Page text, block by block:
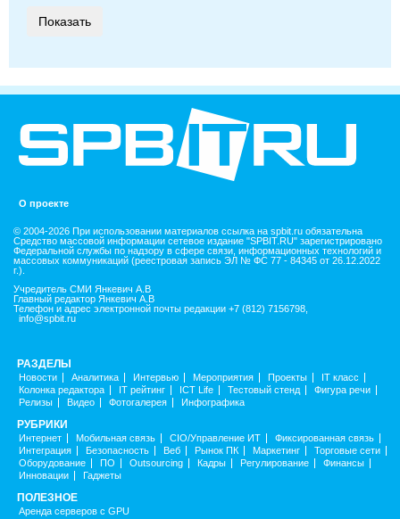
О проекте
© 2004-2026 При использовании материалов ссылка на spbit.ru обязательна
Средство массовой информации сетевое издание "SPBIT.RU" зарегистрировано
Федеральной службы по надзору в сфере связи, информационных технологий и
массовых коммуникаций (реестровая запись ЭЛ № ФС 77 - 84345 от 26.12.2022
г.).
Учредитель СМИ Янкевич А.В
Главный редактор Янкевич А.В
Телефон и адрес электронной почты редакции +7 (812) 7156798,
info@spbit.ru
РАЗДЕЛЫ
Новости Аналитика Интервью Мероприятия Проекты
IT класс
Колонка редактора
IT рейтинг ICT Life Тестовый стенд
Фигура речи
Релизы
Видео Фотогалерея Инфографика
РУБРИКИ
Интернет Мобильная связь CIO/Управление ИТ
Фиксированная связь
Интеграция
Безопасность Веб Рынок ПК Маркетинг
Торговые сети
Оборудование
ПО Outsourcing Кадры Регулирование
Финансы
Инновации
Гаджеты
ПОЛЕЗНОЕ
Аренда серверов с GPU